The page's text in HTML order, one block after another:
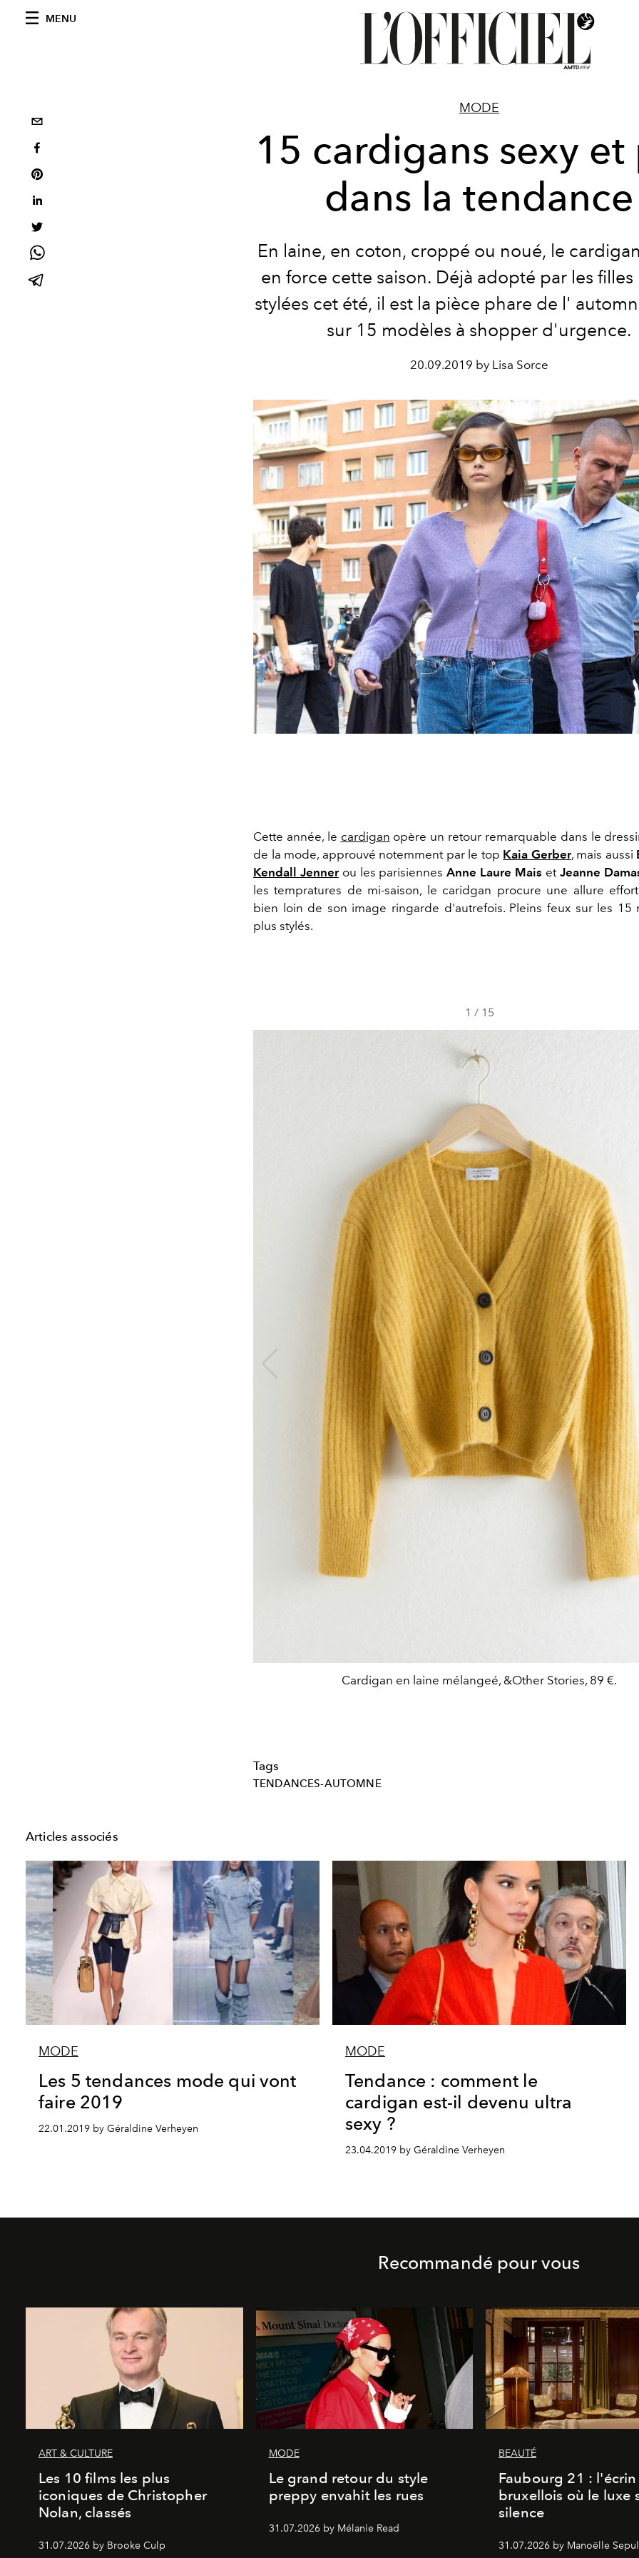
MENU
MODE
15 cardigans sexy et
dans la tendance
En laine, en coton, croppé ou noué, le
en force cette saison. Déjà adopté par les filles
stylées cet été, il est la pièce phare de l'
sur 15 modèles à shopper d'urgence.
20.09.2019 by Lisa Sorce
Cette année, le cardigan opère un retour remarquable dans le
de la mode, approuvé notemment par le top Kaia Gerber, mais aussi
Kendall Jennerou les parisiennesAnne Laure Mais et Jeanne
les tempratures de mi-saison, le caridgan procure une allure
bien loin de son image ringarde d'autrefois. Pleins feux sur les 15
plus stylés.
1 / 15
Cardigan en laine mélangeé, &Other Stories, 89 €.
Tags
TENDANCES-AUTOMNE
Articles associés
MODE
Les 5 tendances mode qui vont
faire 2019
22.01.2019 by Géraldine Verheyen
MODE
Tendance : comment le
cardigan est-il devenu ultra
sexy ?
23.04.2019 by Géraldine Verheyen
Recommandé pour vous
ART & CULTURE
Les 10 films les plus
iconiques de Christopher
Nolan, classés
31.07.2026 by Brooke Culp
MODE
Le grand retour du style
preppy envahit les rues
31.07.2026 by Mélanie Read
BEAUTÉ
Faubourg 21 : l'écrin
bruxellois où le luxe
silence
31.07.2026 by Manoëlle